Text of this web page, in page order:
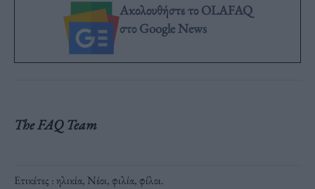
Ακολουθήστε το OLAFAQ
στο Google News
The FAQ Team
Ετικέτες :ηλικία, Νέοι,φιλία,φίλοι.